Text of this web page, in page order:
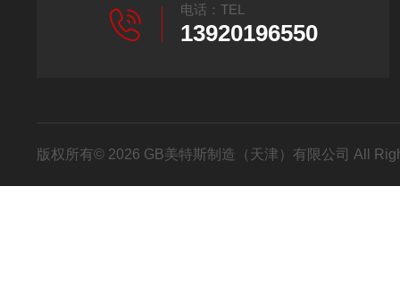
电话：TEL
13920196550
版权所有© 2026 GB美特斯制造（天津）有限公司 All